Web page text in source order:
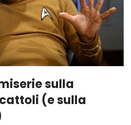
sulla
(e sulla